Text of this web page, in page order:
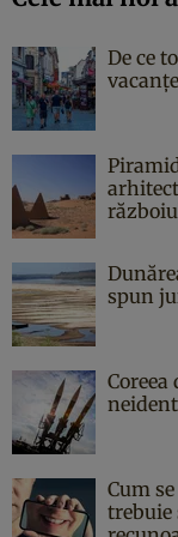
De ce
spun
Cum
trebuie